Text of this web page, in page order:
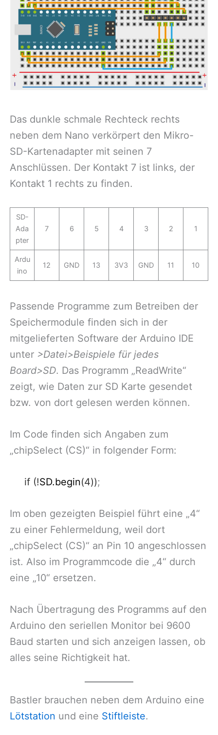
Das dunkle schmale Rechteck rechts
neben dem Nano verkörpert den Mikro-
SD-Kartenadapter mit seinen 7
Anschlüssen. Der Kontakt 7 ist links, der
Kontakt 1 rechts zu finden.
SD-
Ada
pter
7 6 5 4 3 2 1
Ardu
ino
12 GND 13 3V3 GND 11 10
Passende Programme zum Betreiben der
Speichermodule finden sich in der
mitgelieferten Software der Arduino IDE
unter >Datei>Beispiele für jedes
Board>SD. Das Programm „ReadWrite“
zeigt, wie Daten zur SD Karte gesendet
bzw. von dort gelesen werden können.
Im Code finden sich Angaben zum
„chipSelect (CS)“ in folgender Form:
if (!SD.begin(4));
Im oben gezeigten Beispiel führt eine „4“
zu einer Fehlermeldung, weil dort
„chipSelect (CS)“ an Pin 10 angeschlossen
ist. Also im Programmcode die „4“ durch
eine „10“ ersetzen.
Nach Übertragung des Programms auf den
Arduino den seriellen Monitor bei 9600
Baud starten und sich anzeigen lassen, ob
alles seine Richtigkeit hat.
Bastler brauchen neben dem Arduino eine
Lötstation und eine Stiftleiste.